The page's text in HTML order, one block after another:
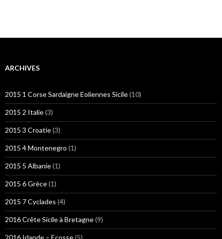
ARCHIVES
2015 1 Corse Sardaigne Eoliennes Sicile(10)
2015 2 Italie(3)
2015 3 Croatie(3)
2015 4 Montenegro (1)
2015 5 Albanie(1)
2015 6 Grèce(1)
2015 7 Cyclades (4)
2016 Crête Sicile à Bretagne(9)
2016 Irlande – Ecosse(5)